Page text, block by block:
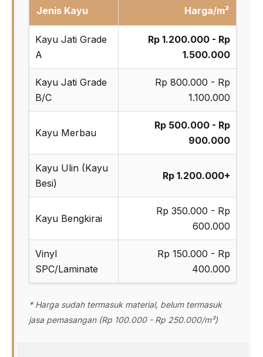
Jenis Kayu Harga/m²
Kayu Jati Grade
A
Rp 1.200.000 - Rp
1.500.000
Kayu Jati Grade
B/C
Rp 800.000 - Rp
1.100.000
Kayu Merbau
Rp 500.000 - Rp
900.000
Kayu Ulin (Kayu
Besi)
Rp 1.200.000+
Kayu Bengkirai
Rp 350.000 - Rp
600.000
Vinyl
SPC/Laminate
Rp 150.000 - Rp
400.000
* Harga sudah termasuk material, belum termasuk
jasa pemasangan (Rp 100.000 - Rp 250.000/m²)